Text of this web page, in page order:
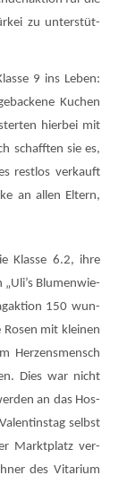
zu unter­stüt­
9 ins Leben:
Kuchen
hier­bei mit
schaff­ten sie es,
rest­los ver­kauft
an allen Eltern,
Klas­se 6.2, ihre
„Uli’s Blu­men­wie­
150 wun­
Rosen mit klei­nen
Her­zens­mensch
Dies war nicht
an das Hos­
selbst
Markt­platz ver­
des Vita­ri­um